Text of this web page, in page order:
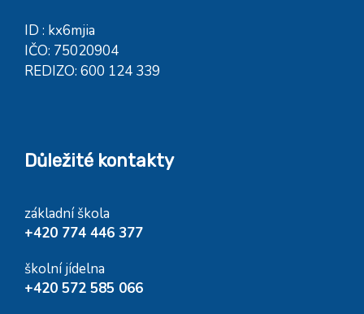
ID : kx6mjia
IČO: 75020904
REDIZO: 600 124 339
Důležité kontakty
základní škola
+420 774 446 377
školní jídelna
+420 572 585 066